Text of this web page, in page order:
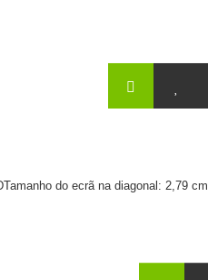
do ecrã na diagonal: 2,79 cm